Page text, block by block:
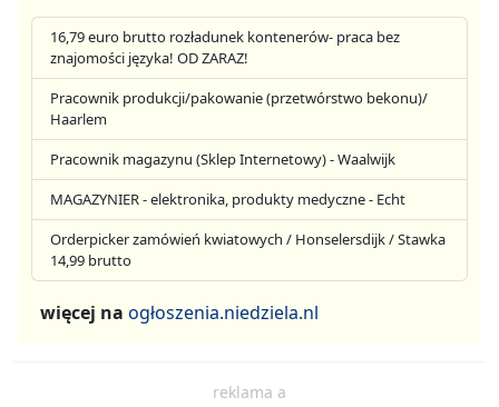
16,79 euro brutto rozładunek kontenerów- praca bez
znajomości języka! OD ZARAZ!
Pracownik produkcji/pakowanie (przetwórstwo bekonu)/
Haarlem
Pracownik magazynu (Sklep Internetowy) - Waalwijk
MAGAZYNIER - elektronika, produkty medyczne - Echt
Orderpicker zamówień kwiatowych / Honselersdijk / Stawka
14,99 brutto
więcej na ogłoszenia.niedziela.nl
reklama a